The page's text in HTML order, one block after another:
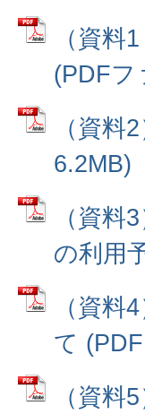
（資
(PDFフ
（資
6.2MB)
（資
の利用
（資
て
（資